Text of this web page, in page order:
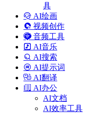
具
AI绘画
视频创作
音频工具
AI音乐
AI搜索
AI提示词
AI翻译
AI办公
AI文档
AI效率工具